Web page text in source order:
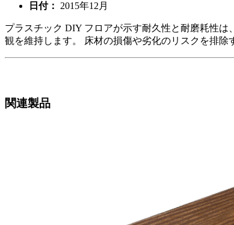
日付：
2015年12月
プラスチック DIY フロアが示す耐久性と耐磨耗性
観を維持します。 床材の損傷や劣化のリスクを排
関連製品